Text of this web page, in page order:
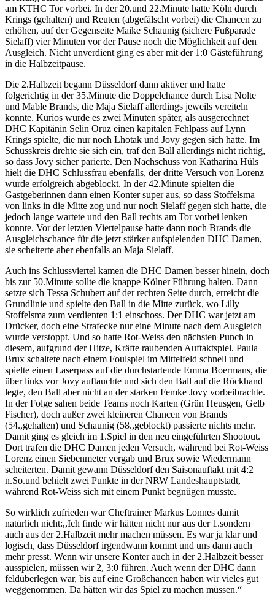
am KTHC Tor vorbei. In der 20.und 22.Minute hatte Köln durch
Krings (gehalten) und Reuten (abgefälscht vorbei) die Chancen zu
erhöhen, auf der Gegenseite Maike Schaunig (sichere Fußparade
Sielaff) vier Minuten vor der Pause noch die Möglichkeit auf den
Ausgleich. Nicht unverdient ging es aber mit der 1:0 Gästeführung
in die Halbzeitpause.
Die 2.Halbzeit begann Düsseldorf dann aktiver und hatte
folgerichtig in der 35.Minute die Doppelchance durch Lisa Nolte
und Mable Brands, die Maja Sielaff allerdings jeweils vereiteln
konnte. Kurios wurde es zwei Minuten später, als ausgerechnet
DHC Kapitänin Selin Oruz einen kapitalen Fehlpass auf Lynn
Krings spielte, die nur noch Lhotak und Jovy gegen sich hatte. Im
Schusskreis drehte sie sich ein, traf den Ball allerdings nicht richtig,
so dass Jovy sicher parierte. Den Nachschuss von Katharina Hüls
hielt die DHC Schlussfrau ebenfalls, der dritte Versuch von Lorenz
wurde erfolgreich abgeblockt. In der 42.Minute spielten die
Gastgeberinnen dann einen Konter super aus, so dass Stoffelsma
von links in die Mitte zog und nur noch Sielaff gegen sich hatte, die
jedoch lange wartete und den Ball rechts am Tor vorbei lenken
konnte. Vor der letzten Viertelpause hatte dann noch Brands die
Ausgleichschance für die jetzt stärker aufspielenden DHC Damen,
sie scheiterte aber ebenfalls an Maja Sielaff.
Auch ins Schlussviertel kamen die DHC Damen besser hinein, doch
bis zur 50.Minute sollte die knappe Kölner Führung halten. Dann
setzte sich Tessa Schubert auf der rechten Seite durch, erreicht die
Grundlinie und spielte den Ball in die Mitte zurück, wo Lilly
Stoffelsma zum verdienten 1:1 einschoss. Der DHC war jetzt am
Drücker, doch eine Strafecke nur eine Minute nach dem Ausgleich
wurde verstoppt. Und so hatte Rot-Weiss den nächsten Punch in
diesem, aufgrund der Hitze, Kräfte raubenden Auftaktspiel. Paula
Brux schaltete nach einem Foulspiel im Mittelfeld schnell und
spielte einen Laserpass auf die durchstartende Emma Boermans, die
über links vor Jovy auftauchte und sich den Ball auf die Rückhand
legte, den Ball aber nicht an der starken Femke Jovy vorbeibrachte.
In der Folge sahen beide Teams noch Karten (Grün Heusgen, Gelb
Fischer), doch außer zwei kleineren Chancen von Brands
(54.,gehalten) und Schaunig (58.,geblockt) passierte nichts mehr.
Damit ging es gleich im 1.Spiel in den neu eingeführten Shootout.
Dort trafen die DHC Damen jeden Versuch, während bei Rot-Weiss
Lorenz einen Siebenmeter vergab und Brux sowie Wiedermann
scheiterten. Damit gewann Düsseldorf den Saisonauftakt mit 4:2
n.So.und behielt zwei Punkte in der NRW Landeshauptstadt,
während Rot-Weiss sich mit einem Punkt begnügen musste.
So wirklich zufrieden war Cheftrainer Markus Lonnes damit
natürlich nicht:,,Ich finde wir hätten nicht nur aus der 1.sondern
auch aus der 2.Halbzeit mehr machen müssen. Es war ja klar und
logisch, dass Düsseldorf irgendwann kommt und uns dann auch
mehr presst. Wenn wir unsere Konter auch in der 2.Halbzeit besser
ausspielen, müssen wir 2, 3:0 führen. Auch wenn der DHC dann
feldüberlegen war, bis auf eine Großchancen haben wir vieles gut
weggenommen. Da hätten wir das Spiel zu machen müssen.“